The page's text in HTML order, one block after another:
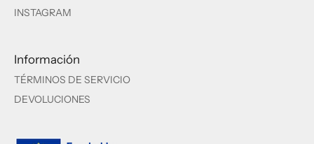
INSTAGRAM
Información
TÉRMINOS DE SERVICIO
DEVOLUCIONES